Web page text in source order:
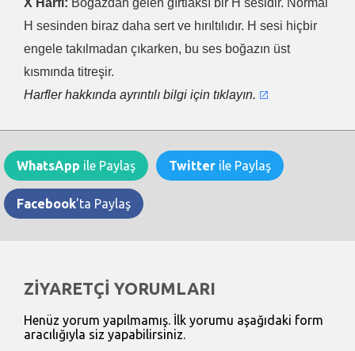
X Harfi: Boğazdan gelen gırtlaksı bir H sesidir. Normal
H sesinden biraz daha sert ve hırıltılıdır. H sesi hiçbir
engele takılmadan çıkarken, bu ses boğazın üst
kısmında titreşir.
Harfler hakkında ayrıntılı bilgi için tıklayın.
WhatsApp ile Paylaş Twitter ile Paylaş
Facebook'ta Paylaş
ZİYARETÇİ YORUMLARI
Henüz yorum yapılmamış. İlk yorumu aşağıdaki form
aracılığıyla siz yapabilirsiniz.